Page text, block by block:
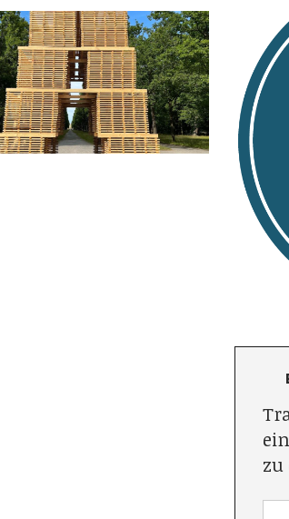
zu